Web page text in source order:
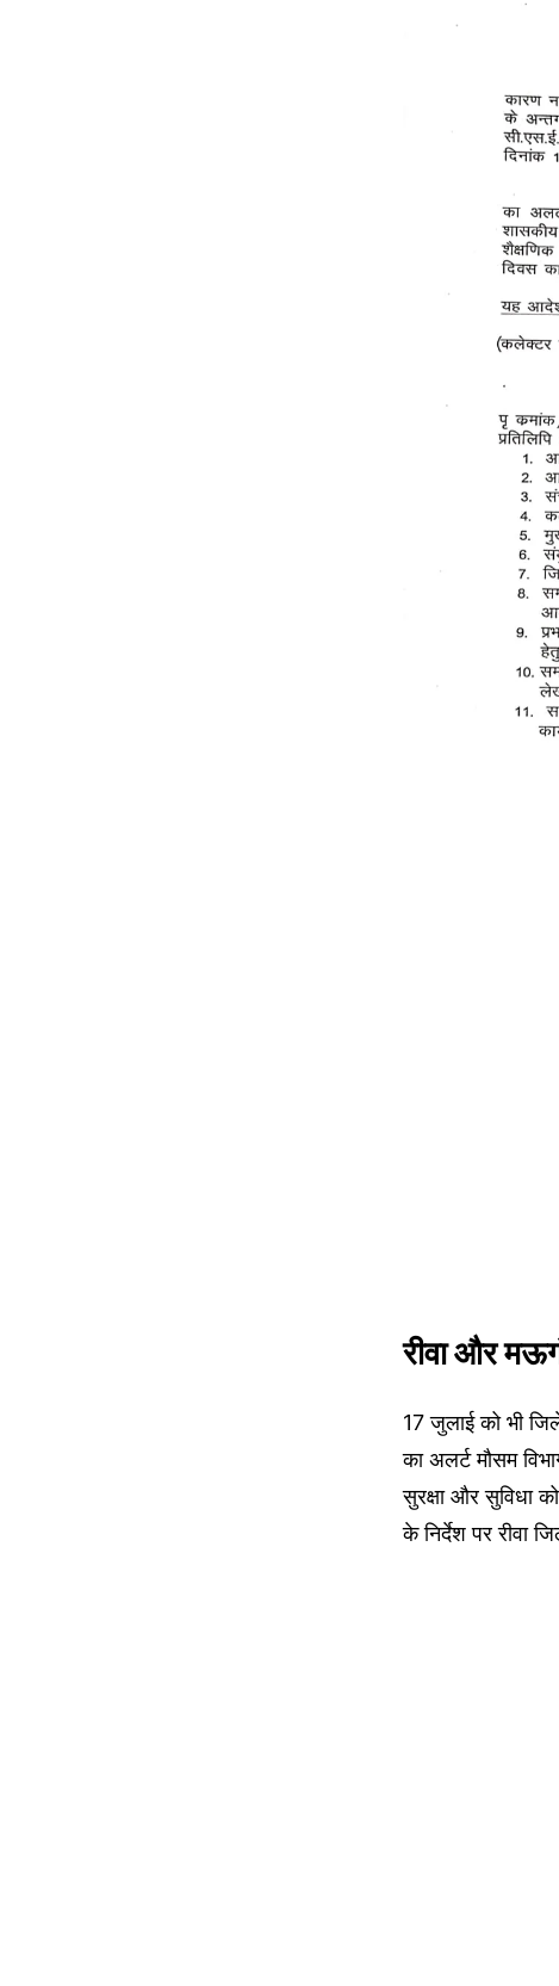
रीवा और
17 जुलाई को भी
का अलर्ट मौसम
सुरक्षा और सुविधा
के निर्देश पर रीवा